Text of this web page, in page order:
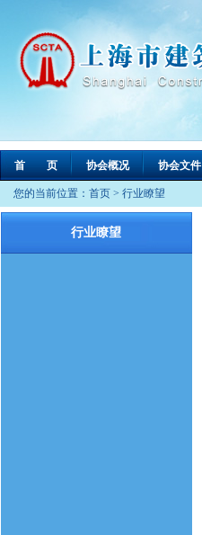
首 页 协会概况 协会文件
您的当前位置： 首页 > 行业瞭望
行业瞭望